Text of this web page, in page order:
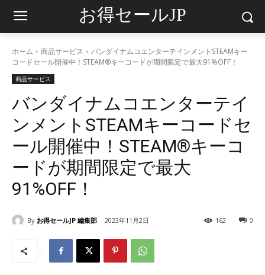
お得セールJP
ホーム 商品サービス
バンダイナムコエンターテインメントSTEAMキー
コードセール開催中！STEAM®キーコードが期間限定で最大91%OFF！
商品サービス
バンダイナムコエンターテイ
ンメントSTEAMキーコードセ
ール開催中！STEAM®キーコ
ードが期間限定で最大
91%OFF！
By お得セールJP 編集部 2023年11月2日 0
162